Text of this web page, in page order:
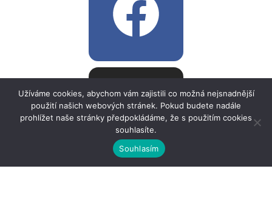
Užíváme cookies, abychom vám zajistili co možná nejsnadnější
použití našich webových stránek. Pokud budete nadále
prohlížet naše stránky předpokládáme, že s použitím cookies
souhlasíte.
Souhlasím